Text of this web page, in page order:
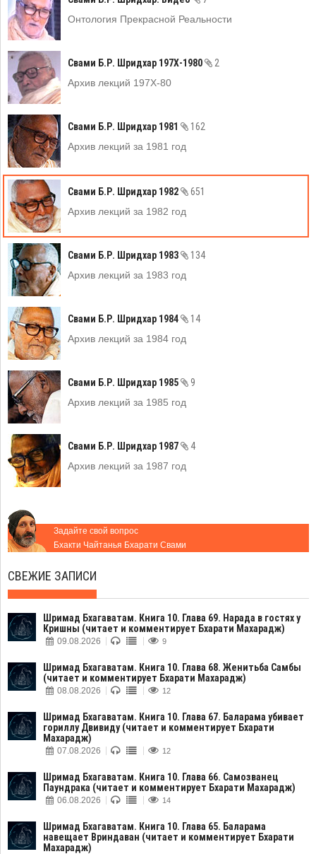
Онтология Прекрасной Реальности
Свами Б.Р. Шридхар 197Х-1980
2
Архив лекций 197Х-80
Свами Б.Р. Шридхар 1981
162
Архив лекций за 1981 год
Свами Б.Р. Шридхар 1982
651
Архив лекций за 1982 год
Свами Б.Р. Шридхар 1983
134
Архив лекций за 1983 год
Свами Б.Р. Шридхар 1984
14
Архив лекций за 1984 год
Свами Б.Р. Шридхар 1985
9
Архив лекций за 1985 год
Свами Б.Р. Шридхар 1987
4
Архив лекций за 1987 год
Задайте свой вопрос
Бхакти Чайтанья Бхарати Свами
СВЕЖИЕ ЗАПИСИ
Шримад Бхагаватам. Книга 10. Глава 69. Нарада в гостях у
Кришны (читает и комментирует Бхарати Махарадж)
09.08.2026 9
Шримад Бхагаватам. Книга 10. Глава 68. Женитьба Самбы
(читает и комментирует Бхарати Махарадж)
08.08.2026 12
Шримад Бхагаватам. Книга 10. Глава 67. Баларама убивает
гориллу Двивиду (читает и комментирует Бхарати
Махарадж)
07.08.2026 12
Шримад Бхагаватам. Книга 10. Глава 66. Самозванец
Паундрака (читает и комментирует Бхарати Махарадж)
06.08.2026 14
Шримад Бхагаватам. Книга 10. Глава 65. Баларама
навещает Вриндаван (читает и комментирует Бхарати
Махарадж)